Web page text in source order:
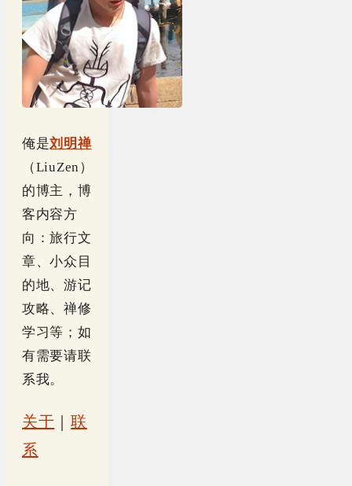
俺是刘明禅
（LiuZen）
的博主，博
客内容方
向：旅行文
章、小众目
的地、游记
攻略、禅修
学习等；如
有需要请联
系我。
关于 ｜联
系